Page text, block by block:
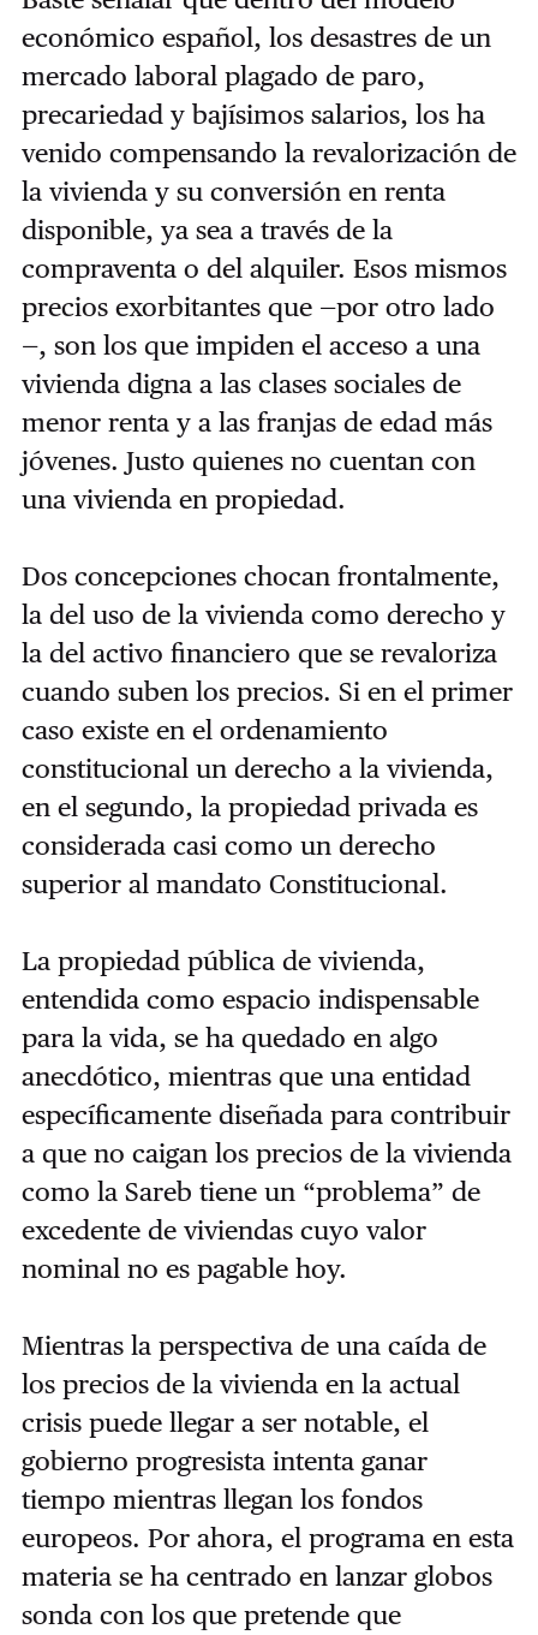
económico español, los desastres de un
mercado laboral plagado de paro,
precariedad y bajísimos salarios, los ha
venido compensando la revalorización de
la vivienda y su conversión en renta
disponible, ya sea a través de la
compraventa o del alquiler. Esos mismos
precios exorbitantes que —por otro lado
—, son los que impiden el acceso a una
vivienda digna a las clases sociales de
menor renta y a las franjas de edad más
jóvenes. Justo quienes no cuentan con
una vivienda en propiedad.
Dos concepciones chocan frontalmente,
la del uso de la vivienda como derecho y
la del activo financiero que se revaloriza
cuando suben los precios. Si en el primer
caso existe en el ordenamiento
constitucional un derecho a la vivienda,
en el segundo, la propiedad privada es
considerada casi como un derecho
superior al mandato Constitucional.
La propiedad pública de vivienda,
entendida como espacio indispensable
para la vida, se ha quedado en algo
anecdótico, mientras que una entidad
específicamente diseñada para contribuir
a que no caigan los precios de la vivienda
como la Sareb tiene un “problema” de
excedente de viviendas cuyo valor
nominal no es pagable hoy.
Mientras la perspectiva de una caída de
los precios de la vivienda en la actual
crisis puede llegar a ser notable, el
gobierno progresista intenta ganar
tiempo mientras llegan los fondos
europeos. Por ahora, el programa en esta
materia se ha centrado en lanzar globos
sonda con los que pretende que